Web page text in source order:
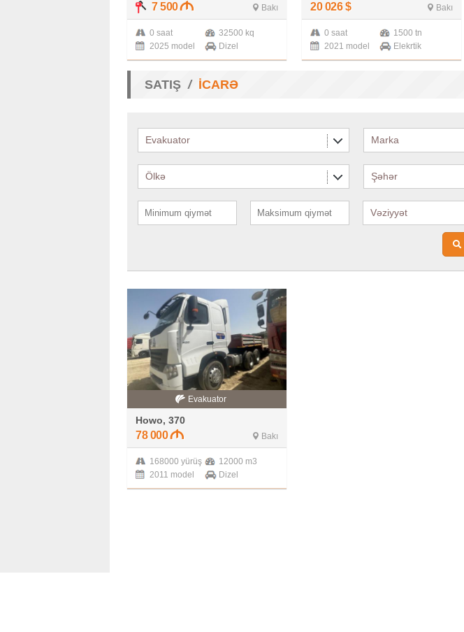
7 500 Bakı
0 saat
32500 kq
2025 model
Dizel
20 026 $ Bakı
0 saat
1500 tn
2021 model
Elekrtik
SATIŞ İCARƏ
Evakuator Marka
Ölkə Şəhər
Vəziyyət
Evakuator
Howo, 370
78 000 Bakı
168000 yürüş
12000 m3
2011 model
Dizel